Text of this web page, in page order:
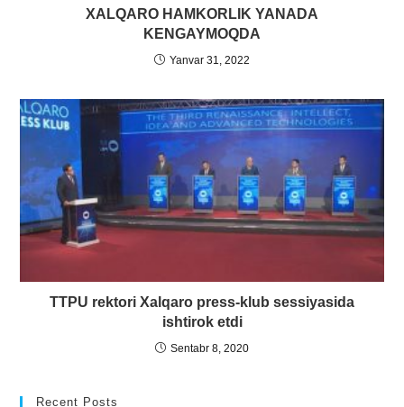
XALQARO HAMKORLIK YANADA
KENGAYMOQDA
Yanvar 31, 2022
TTPU rektori Xalqaro press-klub sessiyasida
ishtirok etdi
Sentabr 8, 2020
Recent Posts